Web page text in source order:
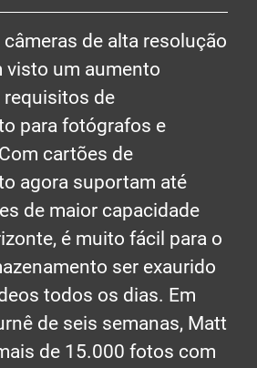
de alta resolução
visto um aumento
de
para fotógrafos e
cartões de
agora suportam até
de maior capacidade
é muito fácil para o
ser exaurido
todos os dias. Em
de seis semanas, Matt
de 15.000 fotos com